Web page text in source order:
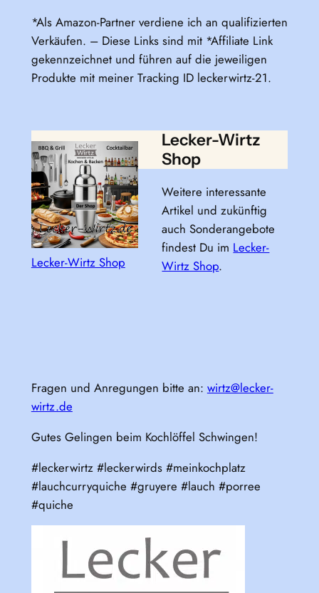
*Als Amazon-Partner verdiene ich an qualifizierten
Verkäufen. – Diese Links sind mit *Affiliate Link
gekennzeichnet und führen auf die jeweiligen
Produkte mit meiner Tracking ID leckerwirtz-21.
Lecker-Wirtz Shop
Lecker-Wirtz
Shop
Weitere interessante
Artikel und zukünftig
auch Sonderangebote
findest Du im Lecker-
Wirtz Shop.
Fragen und Anregungen bitte an: wirtz@lecker-
wirtz.de
Gutes Gelingen beim Kochlöffel Schwingen!
#leckerwirtz #leckerwirds #meinkochplatz
#lauchcurryquiche #gruyere #lauch #porree
#quiche